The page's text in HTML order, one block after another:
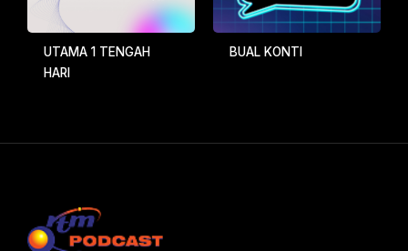
UTAMA 1 TENGAH
HARI
BUAL KONTI